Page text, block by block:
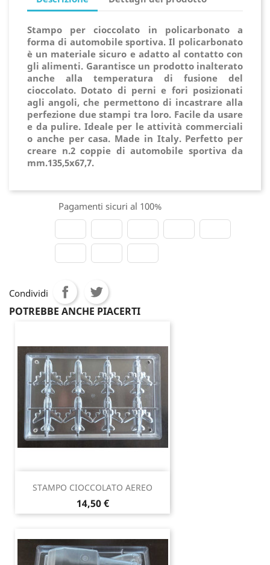
Stampo per cioccolato in policarbonato a
forma di automobile sportiva. Il policarbonato
è un materiale sicuro e adatto al contatto con
gli alimenti. Garantisce un prodotto inalterato
anche alla temperatura di fusione del
cioccolato. Dotato di perni e fori posizionati
agli angoli, che permettono di incastrare alla
perfezione due stampi tra loro. Facile da usare
e da pulire. Ideale per le attività commerciali
o anche per casa. Made in Italy. Perfetto per
creare n.2 coppie di automobile sportiva da
mm.135,5x67,7.
Pagamenti sicuri al 100%
Condividi
POTREBBE ANCHE PIACERTI
STAMPO CIOCCOLATO AEREO
Prezzo
14,50 €